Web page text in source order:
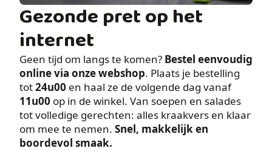
Gezonde pret op het
internet
Geen tijd om langs te komen? Bestel eenvoudig
online via onze webshop. Plaats je bestelling
tot24u00 en haal ze de volgende dag vanaf
11u00 op in de winkel. Van soepen en salades
tot volledige gerechten: alles kraakvers en klaar
om mee te nemen. Snel, makkelijk en
boordevol smaak.